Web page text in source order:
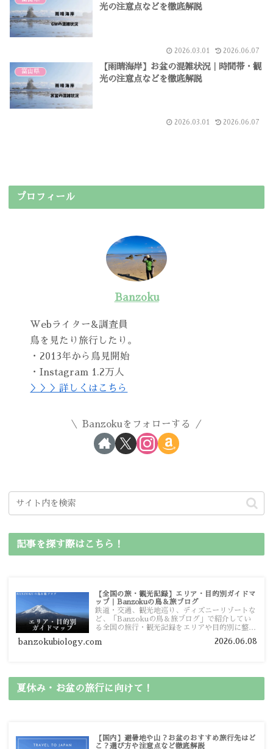
光の注意点などを徹底解説
2026.03.01 2026.06.07
富山県
【雨晴海岸】お盆の混雑状況｜時間帯・観
光の注意点などを徹底解説
2026.03.01 2026.06.07
プロフィール
Banzoku
Webライター&調査員
鳥を見たり旅行したり。
・2013年から鳥見開始
・Instagram 1.2万人
＞＞＞詳しくはこちら
Banzokuをフォローする
記事を探す際はこちら！
【全国の旅・観光記録】エリア・目的別ガイドマ
ップ｜Banzokuの鳥＆旅ブログ
鉄道・交通、観光地巡り、ディズニーリゾートな
ど、「Banzokuの鳥＆旅ブログ」で紹介してい
る全国の旅行・観光記録をエリアや目的別に整理
ガイドマップからスムーズに見つけていただけま
banzokubiology.com 2026.06.08
夏休み・お盆の旅行に向けて！
【国内】避暑地や山？お盆のおすすめ旅行先はど
こ？選び方や注意点など徹底解説